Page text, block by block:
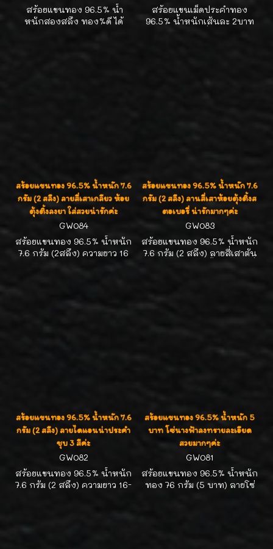
สร้อยแขนทอง 96.5% น้ำ
หนักสองสลึง ทอง%ดี ได้
สร้อยแขนเม็ดประคำทอง
96.5% น้ำหนักเส้นละ 2บาท
สร้อยแขนทอง 96.5% น้ำหนัก 7.6
กรัม (2 สลึง) ลายสี่เสาเกลียว ห้อย
ตุ้งติ้งลงยา ใส่สวยน่ารักค่ะ
GW084
สร้อยแขนทอง 96.5% น้ำหนัก
7.6 กรัม (2สลึง) ความยาว 16
สร้อยแขนทอง 96.5% น้ำหนัก 7.6
กรัม (2 สลึง) ลานสี่เสาห้อยตุ้งติ้งส
ตอเบอรี่ น่ารักมากๆค่ะ
GW083
สร้อยแขนทอง 96.5% น้ำหนัก
7.6 กรัม (2 สลึง) ลายสี่เสาตัน
สร้อยแขนทอง 96.5% น้ำหนัก 7.6
กรัม (2 สลึง) ลายไดแอนน่าประคำ
ชุบ 3 สีค่ะ
GW082
สร้อยแขนทอง 96.5% น้ำหนัก
7.6 กรัม (2 สลึง) ความยาว 16-
สร้อยแขนทอง 96.5% น้ำหนัก 5
บาท โซ่นางฟ้าลงทรายละเอียด
สวยมากๆค่ะ
GW081
สร้อยแขนทอง 96.5% น้ำหนัก
ทอง 76 กรัม (5 บาท) ลายโซ่